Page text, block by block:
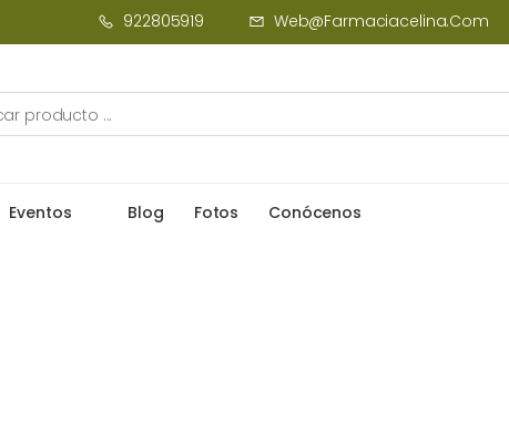
922805919 Web@farmaciacelina.com
Eventos Blog Fotos Conócenos